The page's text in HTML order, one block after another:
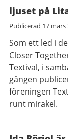
ljuset på
Publicerad 17 mars
Som ett led i
Closer
Textival, i
gången
föreningen
runt mirakel.